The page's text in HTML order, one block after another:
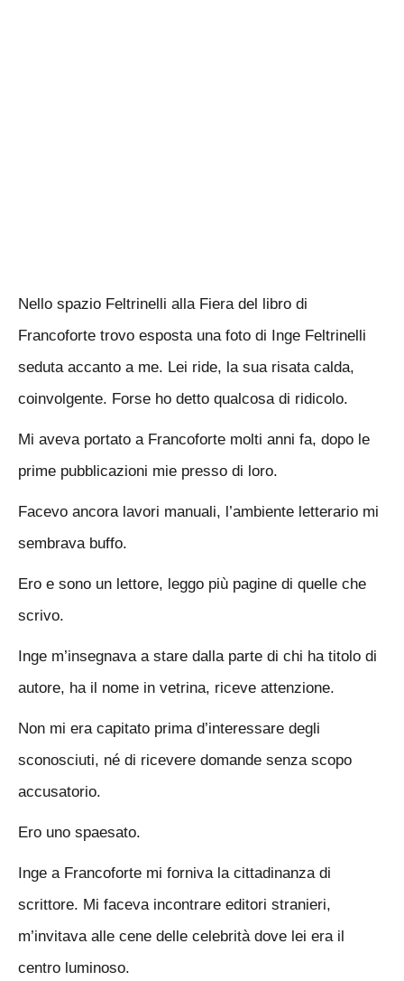
Nello spazio Feltrinelli alla Fiera del libro di
Francoforte trovo esposta una foto di Inge Feltrinelli
seduta accanto a me. Lei ride, la sua risata calda,
coinvolgente. Forse ho detto qualcosa di ridicolo.
Mi aveva portato a Francoforte molti anni fa, dopo le
prime pubblicazioni mie presso di loro.
Facevo ancora lavori manuali, l’ambiente letterario mi
sembrava buffo.
Ero e sono un lettore, leggo più pagine di quelle che
scrivo.
Inge m’insegnava a stare dalla parte di chi ha titolo di
autore, ha il nome in vetrina, riceve attenzione.
Non mi era capitato prima d’interessare degli
sconosciuti, né di ricevere domande senza scopo
accusatorio.
Ero uno spaesato.
Inge a Francoforte mi forniva la cittadinanza di
scrittore. Mi faceva incontrare editori stranieri,
m’invitava alle cene delle celebrità dove lei era il
centro luminoso.